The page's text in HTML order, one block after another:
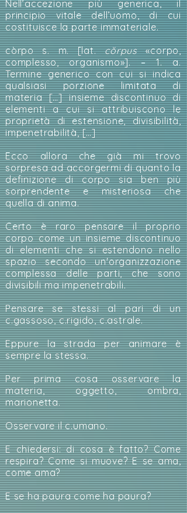
Nell’accezione più generica, il
principio vitale dell’uomo, di cui
costituisce la parte immateriale.
còrpo s. m. [lat.cŏrpus«corpo,
complesso, organismo»]. – 1. a.
Termine generico con cui si indica
qualsiasi porzione limitata di
materia […] insieme discontinuo di
elementi a cui si attribuiscono le
proprietà di estensione, divisibilità,
impenetrabilità, […]
Ecco allora che già mi trovo
sorpresa ad accorgermi di quanto la
definizione di corpo sia ben più
sorprendente e misteriosa che
quella di anima.
Certo è raro pensare il proprio
corpo come un insieme discontinuo
di elementi che si estendono nello
spazio secondo un'organizzazione
complessa delle parti, che sono
divisibili ma impenetrabili.
Pensare se stessi al pari di un
c.gassoso, c.rigido, c.astrale.
Eppure la strada per animare è
sempre la stessa.
Per prima cosa osservare la
materia, oggetto, ombra,
marionetta.
Osservare il c.umano.
E chiedersi: di cosa è fatto? Come
respira? Come si muove? E se ama,
come ama?
E se ha paura come ha paura?